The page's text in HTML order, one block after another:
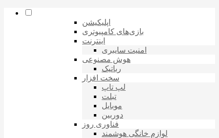
اپلیکیشن
بازی‌های کامپیوتری
اینترنت
امنیت سایبری
هوش مصنوعی
رباتیک
سخت افزار
لپ تاپ
تبلت
موبایل
دوربین
فناوری روز
لوازم خانگی هوشمند